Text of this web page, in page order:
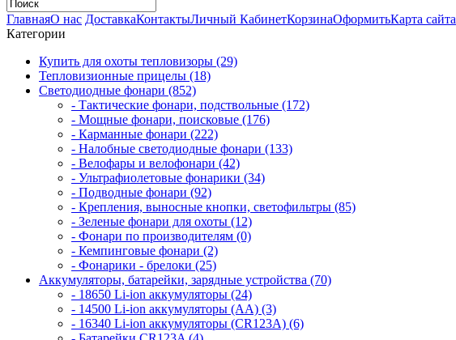
ГлавнаяО нас ДоставкаКонтактыЛичный КабинетКорзинаОформитьКарта сайта
Категории
Купить для охоты тепловизоры (29)
Тепловизионные прицелы (18)
Светодиодные фонари (852)
- Тактические фонари, подствольные (172)
- Мощные фонари, поисковые (176)
- Карманные фонари (222)
- Налобные светодиодные фонари (133)
- Велофары и велофонари (42)
- Ультрафиолетовые фонарики (34)
- Подводные фонари (92)
- Крепления, выносные кнопки, светофильтры (85)
- Зеленые фонари для охоты (12)
- Фонари по производителям (0)
- Кемпинговые фонари (2)
- Фонарики - брелоки (25)
Аккумуляторы, батарейки, зарядные устройства (70)
- 18650 Li-ion аккумуляторы (24)
- 14500 Li-ion аккумуляторы (AA) (3)
- 16340 Li-ion аккумуляторы (CR123A) (6)